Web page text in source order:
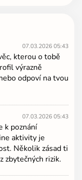
07.03.2026 05:43
kterou o tobě
výrazně
odpoví na tvou
07.03.2026 05:43
k poznání
aktivity je
Několik zásad ti
zbytečných rizik.